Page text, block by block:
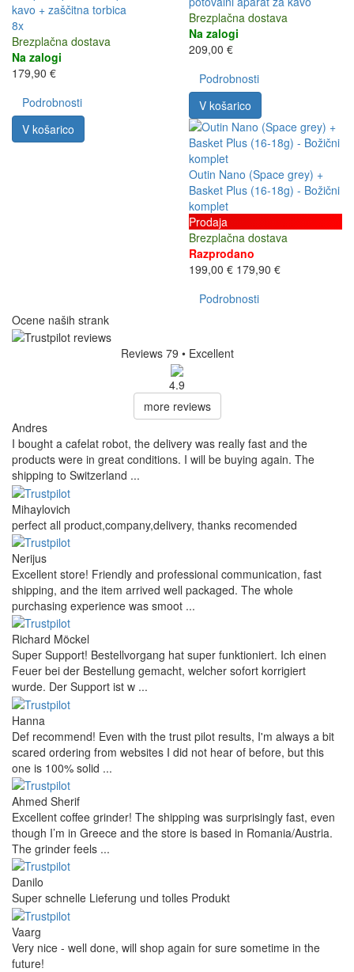
kavo + zaščitna torbica
8x
Brezplačna dostava
Na zalogi
179,90 €
Podrobnosti
V košarico
Brezplačna dostava
Na zalogi
209,00 €
Podrobnosti
V košarico
Outin Nano (Space grey) +
Basket Plus (16-18g) - Božični
komplet
Prodaja
Brezplačna dostava
Razprodano
199,00 € 179,90 €
Podrobnosti
Ocene naših strank
Reviews 79 • Excellent
4.9
more reviews
Andres
I bought a cafelat robot, the delivery was really fast and the
products were in great conditions. I will be buying again. The
shipping to Switzerland ...
Mihaylovich
perfect all product,company,delivery, thanks recomended
Nerijus
Excellent store! Friendly and professional communication, fast
shipping, and the item arrived well packaged. The whole
purchasing experience was smoot ...
Richard Möckel
Super Support! Bestellvorgang hat super funktioniert. Ich einen
Feuer bei der Bestellung gemacht, welcher sofort korrigiert
wurde. Der Support ist w ...
Hanna
Def recommend! Even with the trust pilot results, I'm always a bit
scared ordering from websites I did not hear of before, but this
one is 100% solid ...
Ahmed Sherif
Excellent coffee grinder! The shipping was surprisingly fast, even
though I’m in Greece and the store is based in Romania/Austria.
The grinder feels ...
Danilo
Super schnelle Lieferung und tolles Produkt
Vaarg
Very nice - well done, will shop again for sure sometime in the
future!